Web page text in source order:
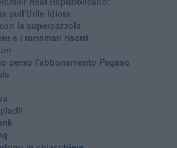
sull'Utile Idiota
la supercazzola
e i rottamati risorti
perso l'abbonamento Pegaso